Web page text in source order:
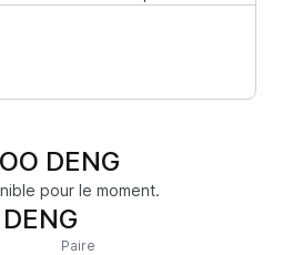
DENG
pour le moment.
Paire